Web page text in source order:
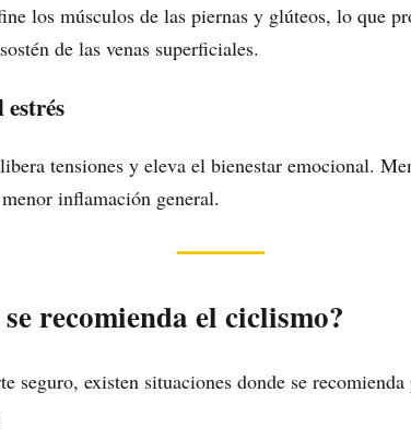
los músculos de las piernas y glúteos, lo que
de las venas superficiales.
tensiones y eleva el bienestar emocional.
inflamación general.
recomienda el ciclismo?
seguro, existen situaciones donde se